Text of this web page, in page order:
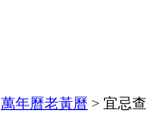
萬年曆老黃曆 > 宜忌查